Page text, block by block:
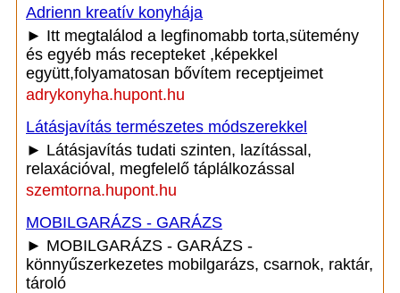
Adrienn kreatív konyhája
► Itt megtalálod a legfinomabb torta,sütemény
és egyéb más recepteket ,képekkel
együtt,folyamatosan bővítem receptjeimet
adrykonyha.hupont.hu
Látásjavítás természetes módszerekkel
► Látásjavítás tudati szinten, lazítással,
relaxációval, megfelelő táplálkozással
szemtorna.hupont.hu
MOBILGARÁZS - GARÁZS
► MOBILGARÁZS - GARÁZS -
könnyűszerkezetes mobilgarázs, csarnok, raktár,
tároló